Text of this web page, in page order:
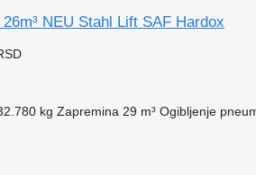
NEU Stahl Lift SAF Hardox
kg Zapremina 29 m³ Ogibljenje